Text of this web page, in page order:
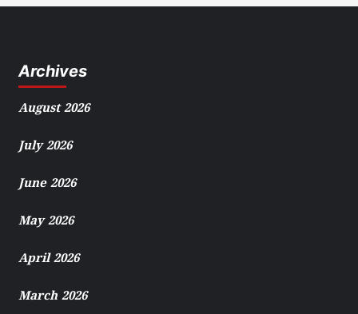
Archives
August 2026
July 2026
June 2026
May 2026
April 2026
March 2026